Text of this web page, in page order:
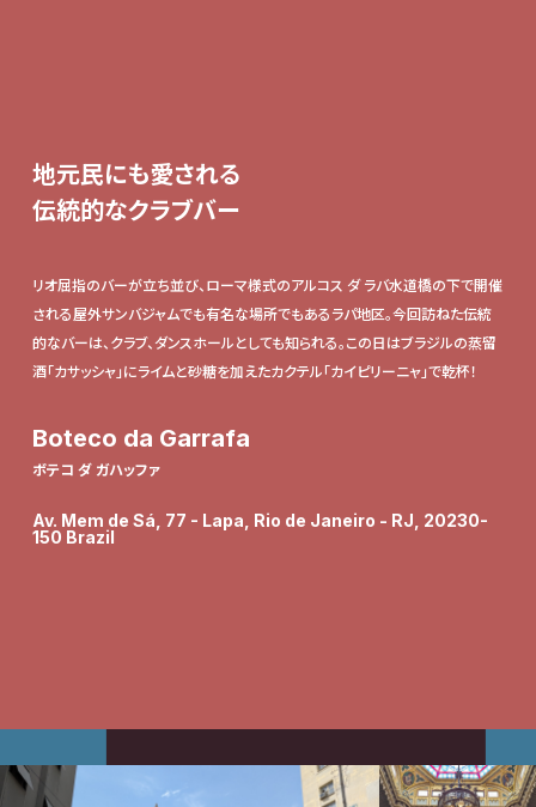
地元民にも愛される
伝統的なクラブバー
リオ屈指のバーが立ち並び、ローマ様式のアルコス ダ ラバ水道橋の下で開催
される屋外サンバジャムでも有名な場所でもあるラパ地区。今回訪ねた伝統
的なバーは、クラブ、ダンスホールとしても知られる。この日はブラジルの蒸留
酒「カサッシャ」にライムと砂糖を加えたカクテル「カイピリーニャ」で乾杯！
Boteco da Garrafa
ボテコ ダ ガハッファ
Av. Mem de Sá, 77 - Lapa, Rio de Janeiro - RJ, 20230-
150 Brazil